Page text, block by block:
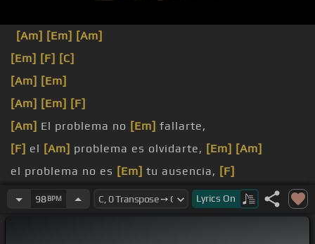
[Am] [Em] [Am]
[Em] [F] [C]
[Am] [Em]
[Am] [Em] [F]
[Am] El problema no [Em] fallarte,
[F] el [Am] problema es olvidarte, [Em] [Am]
el problema no es [Em] tu ausencia, [F]
[Am]el problema es que te espero.
98BPM Lyrics On